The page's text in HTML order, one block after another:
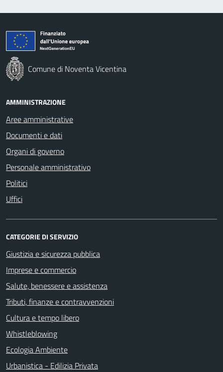
Comune di Noventa Vicentina
AMMINISTRAZIONE
Aree amministrative
Documenti e dati
Organi di governo
Personale amministrativo
Politici
Uffici
CATEGORIE DI SERVIZIO
Giustizia e sicurezza pubblica
Imprese e commercio
Salute, benessere e assistenza
Tributi, finanze e contravvenzioni
Cultura e tempo libero
Whistleblowing
Ecologia Ambiente
Urbanistica - Edilizia Privata